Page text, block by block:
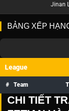
Jinan
BẢNG XẾP
League
# Team
CHI TIẾT